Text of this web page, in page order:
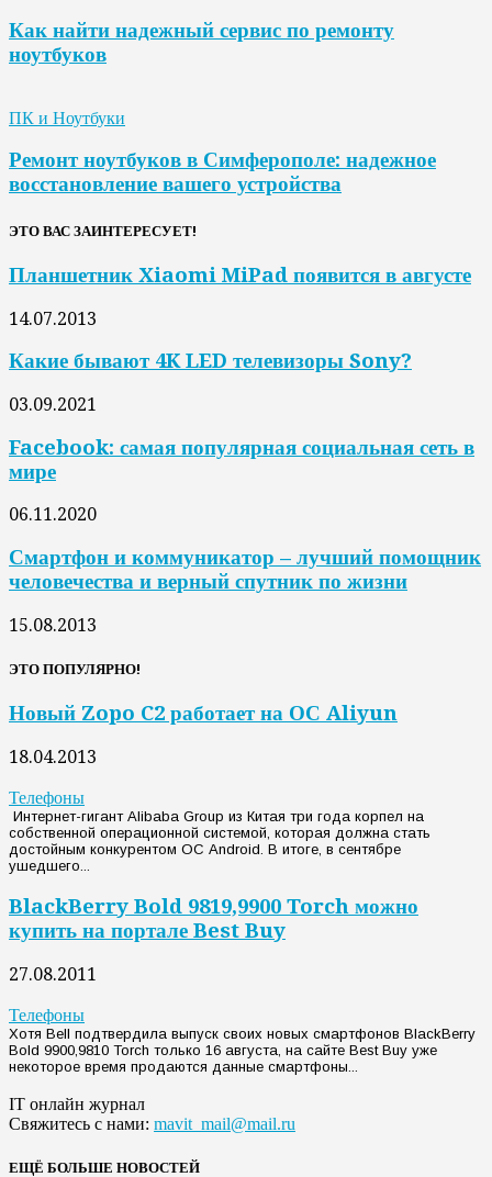
Как найти надежный сервис по ремонту
ноутбуков
ПК и Ноутбуки
Ремонт ноутбуков в Симферополе: надежное
восстановление вашего устройства
ЭТО ВАС ЗАИНТЕРЕСУЕТ!
Планшетник Xiaomi MiPad появится в августе
14.07.2013
Какие бывают 4K LED телевизоры Sony?
03.09.2021
Facebook: самая популярная социальная сеть в
мире
06.11.2020
Смартфон и коммуникатор – лучший помощник
человечества и верный спутник по жизни
15.08.2013
ЭТО ПОПУЛЯРНО!
Новый Zopo C2 работает на ОС Aliyun
18.04.2013
Телефоны
Интернет-гигант Alibaba Group из Китая три года корпел на
собственной операционной системой, которая должна стать
достойным конкурентом ОС Android. В итоге, в сентябре
ушедшего...
BlackBerry Bold 9819,9900 Torch можно
купить на портале Best Buy
27.08.2011
Телефоны
Хотя Bell подтвердила выпуск своих новых смартфонов BlackBerry
Bold 9900,9810 Torch только 16 августа, на сайте Best Buy уже
некоторое время продаются данные смартфоны...
IT онлайн журнал
Свяжитесь с нами: mavit_mail@mail.ru
ЕЩЁ БОЛЬШЕ НОВОСТЕЙ